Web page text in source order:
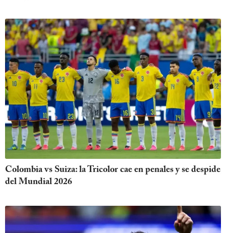
Colombia vs Suiza: la Tricolor cae en penales y se despide
del Mundial 2026